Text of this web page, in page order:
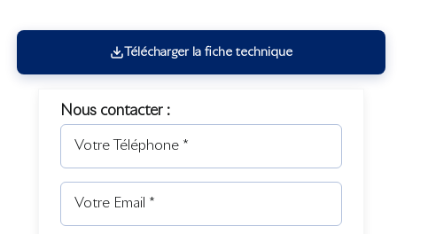
Télécharger la fiche technique
Nous contacter :